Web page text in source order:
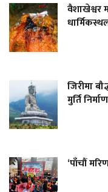
वैशाखेश्वर
जिरीमा
मुर्ति
‘पाँचौं